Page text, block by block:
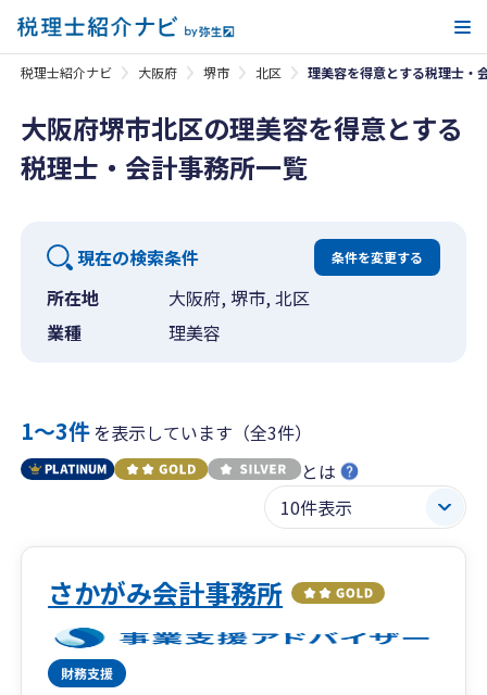
税理士紹介ナビ 大阪府 堺市 北区 理美容を得意とする税理士・
大阪府堺市北区の理美容を得意とする
税理士・会計事務所一覧
現在の検索条件 条件を変更する
所在地
大阪府, 堺市, 北区
業種
理美容
1〜3件を表示しています（全3件）
とは
さかがみ会計事務所